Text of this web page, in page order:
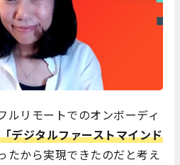
ルリモートでのオンボーディ
「デジタルファーストマインド
たから実現できたのだと考え